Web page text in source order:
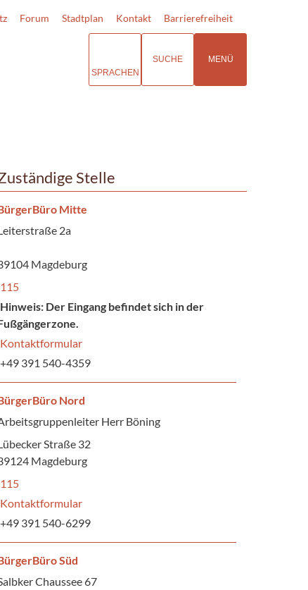
Forum Stadtplan Kontakt Barrierefreiheit
SPRACHEN
SUCHE MENÜ
Stelle
Mitte
2a
Magdeburg
115
Hinweis: Der Eingang befindet sich in der
Kontaktformular
+49 391 540-4359
Nord
Herr Böning
Straße 32
Magdeburg
115
Kontaktformular
+49 391 540-6299
Süd
Chaussee 67